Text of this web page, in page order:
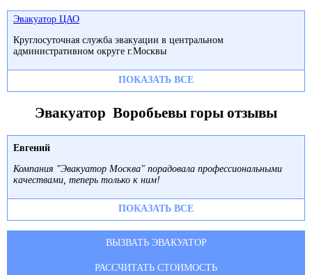
Эвакуатор ЦАО
Круглосуточная служба эвакуации в центральном
административном округе г.Москвы
ПОКАЗАТЬ ВСЕ
Эвакуатор Воробьевы горы отзывы
Евгений
Компания "Эвакуатор Москва" порадовала профессиональными
качествами, теперь только к ним!
ПОКАЗАТЬ ВСЕ
ВЫЗВАТЬ ЭВАКУАТОР
РАССЧИТАТЬ СТОИМОСТЬ